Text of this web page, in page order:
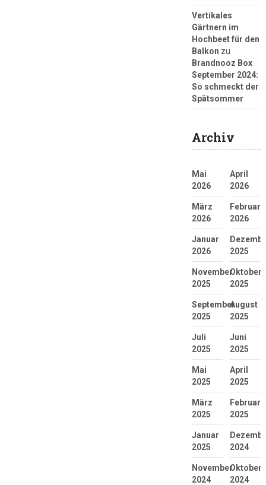
Vertikales
Gärtnern im
Hochbeet für den
Balkon zu
Brandnooz Box
September 2024:
So schmeckt der
Spätsommer
Archiv
Mai
2026
April
2026
März
2026
Februar
2026
Januar
2026
2025
November
2025
Oktober
2025
September
2025
August
2025
Juli
2025
Juni
2025
Mai
2025
April
2025
März
2025
Februar
2025
Januar
2025
2024
November
2024
Oktober
2024